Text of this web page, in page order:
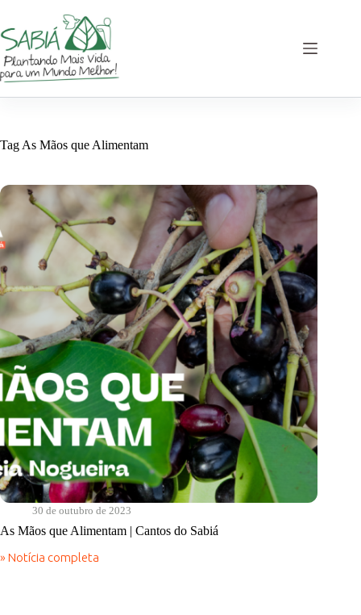
o
conteúdo
Tag As Mãos que Alimentam
30 de outubro de 2023
As Mãos que Alimentam | Cantos do Sabiá
» Notícia completa
As